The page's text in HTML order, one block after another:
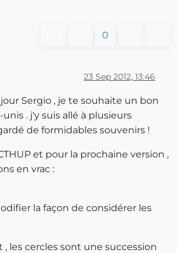
0
23 Sep 2012, 13:46
Sergio , je te souhaite un bon
. j'y suis allé à plusieurs
de formidables souvenirs !
et pour la prochaine version ,
en vrac :
la façon de considérer les
les cercles sont une succession